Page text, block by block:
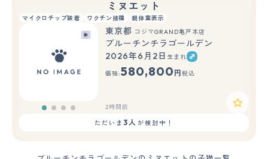
ミヌエット
マイクロチップ装着 ワクチン接種 親体重表示
東京都 コジマGRAND亀戸本店
ブルーチンチラゴールデン
2026年6月2日 生まれ
価格:580,800 円 税込
2時間前
ただいま3人 が検討中！